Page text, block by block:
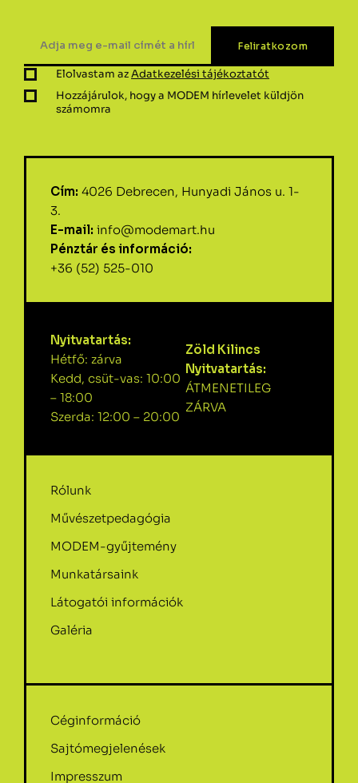
Elolvastam azAdatkezelési tájékoztatót
Hozzájárulok, hogy a MODEM hírlevelet küldjön
számomra
Cím: 4026 Debrecen, Hunyadi János u. 1-
3.
E-mail: info@modemart.hu
Pénztár és információ:
+36 (52) 525-010
Nyitvatartás:
Hétfő: zárva
Kedd, csüt-vas: 10:00
– 18:00
Szerda: 12:00 – 20:00
Zöld Kilincs
Nyitvatartás:
ÁTMENETILEG
ZÁRVA
Rólunk
Művészetpedagógia
MODEM-gyűjtemény
Munkatársaink
Látogatói információk
Galéria
Céginformáció
Sajtómegjelenések
Impresszum